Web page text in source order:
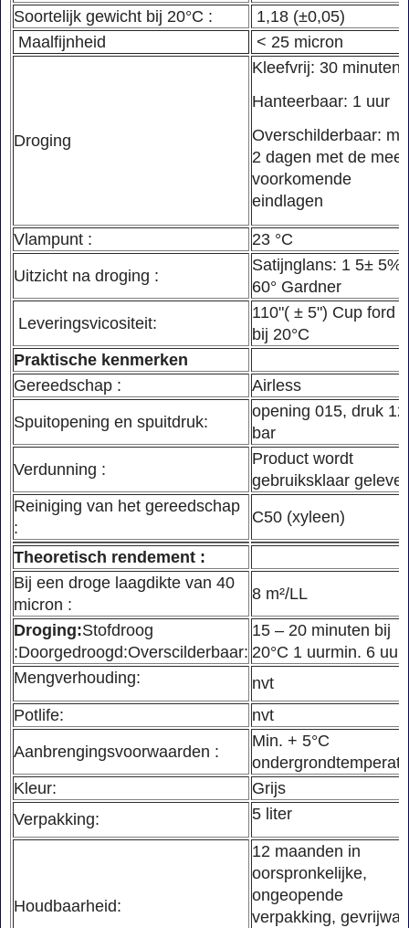
Soortelijk gewicht bij 20°C :
1,18 (±0,05)
Maalfijnheid
< 25 micron
Droging
Kleefvrij: 30 minuten
Hanteerbaar: 1 uur
Overschilderbaar:
2 dagen met de
voorkomende
eindlagen
Vlampunt :
23 °C
Uitzicht na droging :
Satijnglans: 1 5± 5%
60° Gardner
Leveringsvicositeit:
110"( ± 5") Cup ford 4
bij 20°C
Praktische kenmerken
Gereedschap :
Airless
Spuitopening en spuitdruk:
opening 015, druk
bar
Verdunning :
Product wordt
gebruiksklaar
Reiniging van het gereedschap
:
C50 (xyleen)
Theoretisch rendement :
Bij een droge laagdikte van 40
micron :
8 m²/LL
Droging:Stofdroog
:Doorgedroogd:Overscilderbaar:
15 – 20 minuten bij
20°C 1 uurmin. 6 uur
Mengverhouding:
nvt
Potlife:
nvt
Aanbrengingsvoorwaarden :
Min. + 5°C
Kleur:
Grijs
Verpakking:
5 liter
Houdbaarheid:
12 maanden in
oorspronkelijke,
ongeopende
verpakking,